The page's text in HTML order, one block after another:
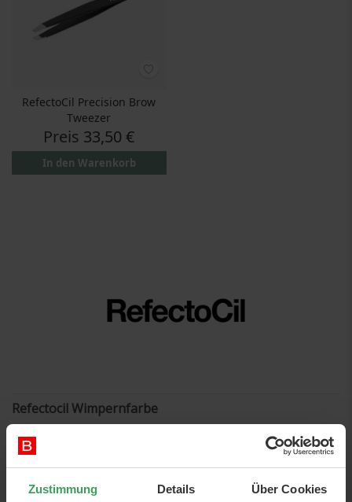
Zustimmung Details Über Cookies
RefectoCil Precision Brow
Tweezer
Preis 33,50 €
In den Warenkorb
Refectocil Wimpernfarbe
Alle RefectoCil Produkte sind mit dem Kunden im Zentrum
entwickelt, mit Fokus auf Innovation, Qualität, Haltbarkeit und
einer breiten Farbpallette. RefectoCil ist die führende Marke
in der Welt und ist heute in mehr als 50 Ländern